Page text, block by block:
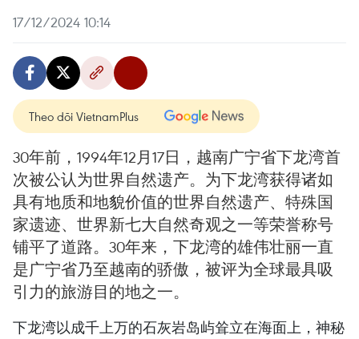
17/12/2024 10:14
Theo dõi VietnamPlus
30年前，1994年12月17日，越南广宁省下龙湾首
次被公认为世界自然遗产。为下龙湾获得诸如
具有地质和地貌价值的世界自然遗产、特殊国
家遗迹、世界新七大自然奇观之一等荣誉称号
铺平了道路。30年来，下龙湾的雄伟壮丽一直
是广宁省乃至越南的骄傲，被评为全球最具吸
引力的旅游目的地之一。
下龙湾以成千上万的石灰岩岛屿耸立在海面上，神秘